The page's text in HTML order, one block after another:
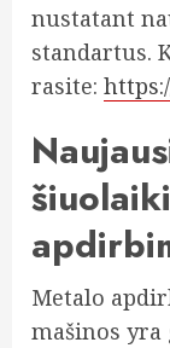
nustatant
standartus.
rasite:
Metalo
mašinos yra